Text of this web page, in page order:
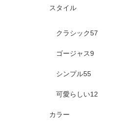
スタイル
クラシック57
ゴージャス9
シンプル55
可愛らしい12
カラー